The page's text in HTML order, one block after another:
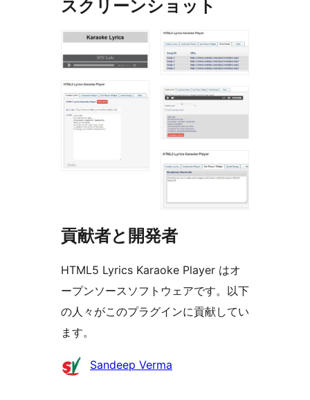
スクリーンショット
貢献者と開発者
HTML5 Lyrics Karaoke Player はオ
ープンソースソフトウェアです。以下
の人々がこのプラグインに貢献してい
ます。
貢
Sandeep Verma